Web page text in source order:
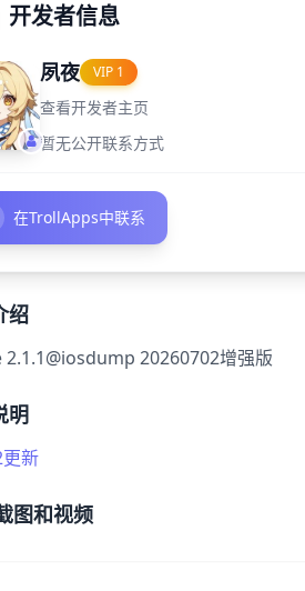
开发者信息
夙夜 VIP 1
查看开发者主页
暂无公开联系方式
在TrollApps中联系
绍
20260702增强版
明
新
图和视频